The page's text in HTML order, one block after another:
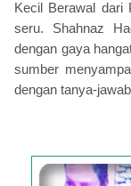
Kecil Berawal dari
seru. Shahnaz
dengan gaya
sumber
dengan tanya-